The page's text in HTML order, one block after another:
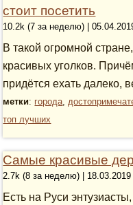
стоит посетить
10.2k (7 за неделю) |
В такой огромной
красивых уголков.
придётся ехать далеко,
метки: города,
топ лучших
Самые красивые
2.7k (8 за неделю) | 18.03.2019
Есть на Руси